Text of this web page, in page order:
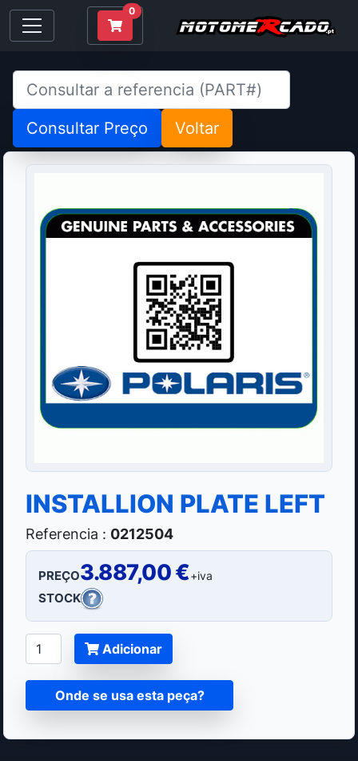
0
Consultar Preço Voltar
INSTALLION PLATE LEFT
Referencia : 0212504
PREÇO3.887,00 €+iva
STOCK
Adicionar
Onde se usa esta peça?